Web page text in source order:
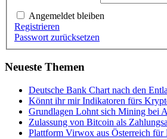
Angemeldet bleiben
Registrieren
Passwort zurücksetzen
Neueste Themen
Deutsche Bank Chart nach den
Könnt ihr mir Indikatoren fürs
Grundlagen Lohnt sich Mining bei
Zulassung von Bitcoin als
Plattform Virwox aus Österreich für